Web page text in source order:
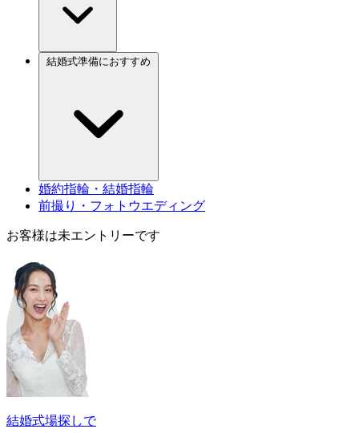
婚約指輪・結婚指輪
前撮り・フォトウエディング
お客様は未エントリーです
結婚式場探しで